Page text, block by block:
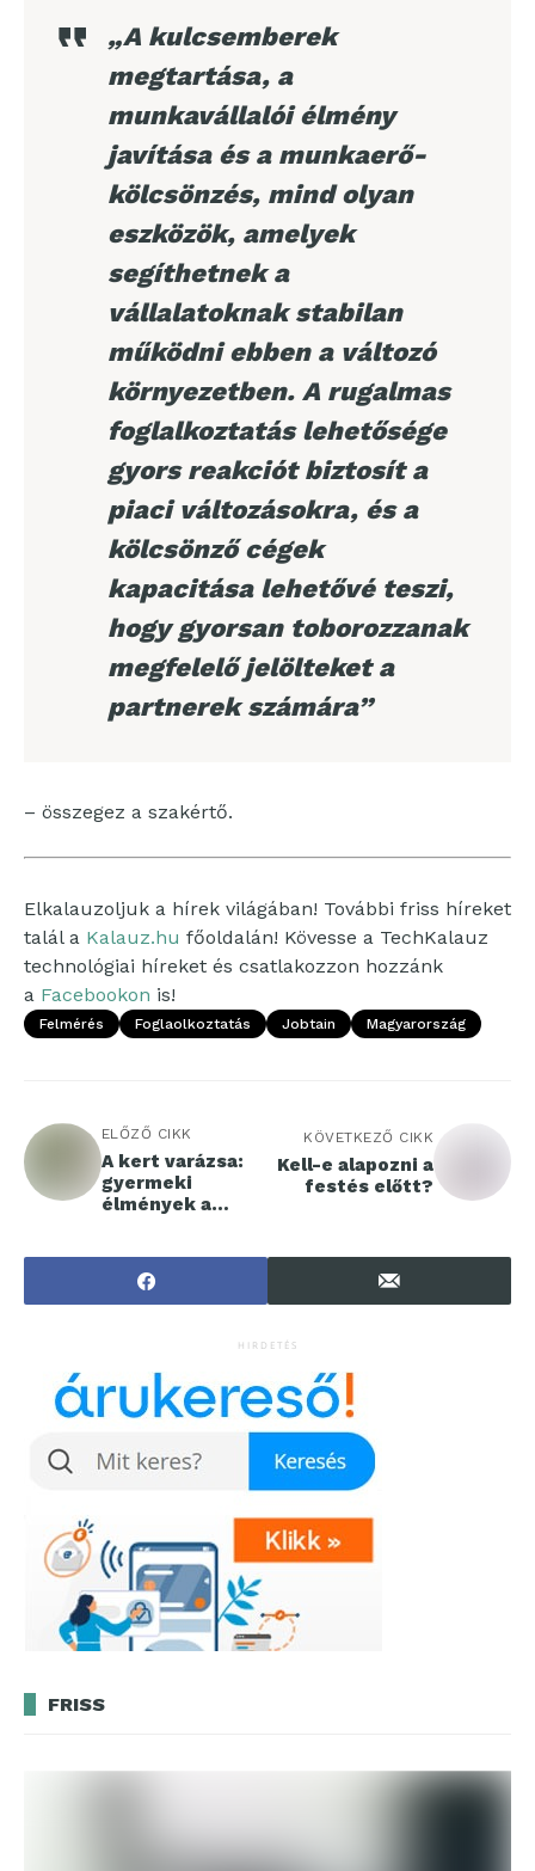
„A kulcsemberek
megtartása, a
munkavállalói élmény
javítása és a munkaerő-
kölcsönzés, mind olyan
eszközök, amelyek
segíthetnek a
vállalatoknak stabilan
működni ebben a változó
környezetben. A rugalmas
foglalkoztatás lehetősége
gyors reakciót biztosít a
piaci változásokra, és a
kölcsönző cégek
kapacitása lehetővé teszi,
hogy gyorsan toborozzanak
megfelelő jelölteket a
partnerek számára”
– összegez a szakértő.
Elkalauzoljuk a hírek világában! További friss híreket
talál a Kalauz.hu főoldalán! Kövesse a TechKalauz
technológiai híreket és csatlakozzon hozzánk
a Facebookon is!
Felmérés Foglaolkoztatás Jobtain Magyarország
ELŐZŐ CIKK
A kert varázsa:
gyermeki
élmények a
KÖVETKEZŐ CIKK
Kell-e alapozni a
festés előtt?
HIRDETÉS
FRISS